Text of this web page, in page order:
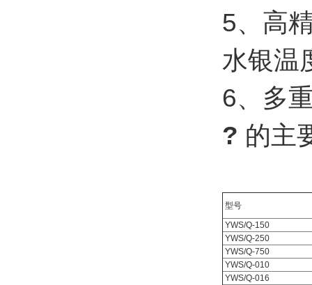
5、高
水银温
6、多
? 的主
型号
YWS/Q-150
YWS/Q-250
YWS/Q-750
YWS/Q-010
YWS/Q-016